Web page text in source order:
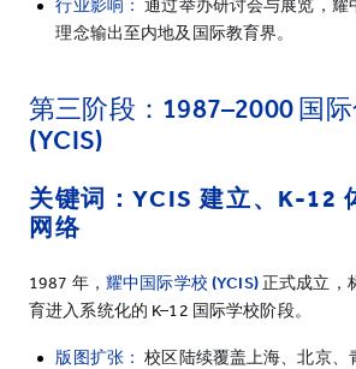
行业影响： 通过举办研讨会与展览，耀
理念输出至内地及国际教育界。
第三阶段： 1987–2000 国
(YCIS)
关键词：YCIS建立、 K-12
网络
1987 年， 耀中国际学校 (YCIS)正式成立，
育进入系统化的 K–12 国际学校阶段。
版图扩张： 校区陆续覆盖上海、北京、